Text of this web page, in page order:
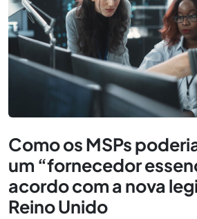
Como os MSPs
um “fornecedor
acordo com a nova
Reino Unido